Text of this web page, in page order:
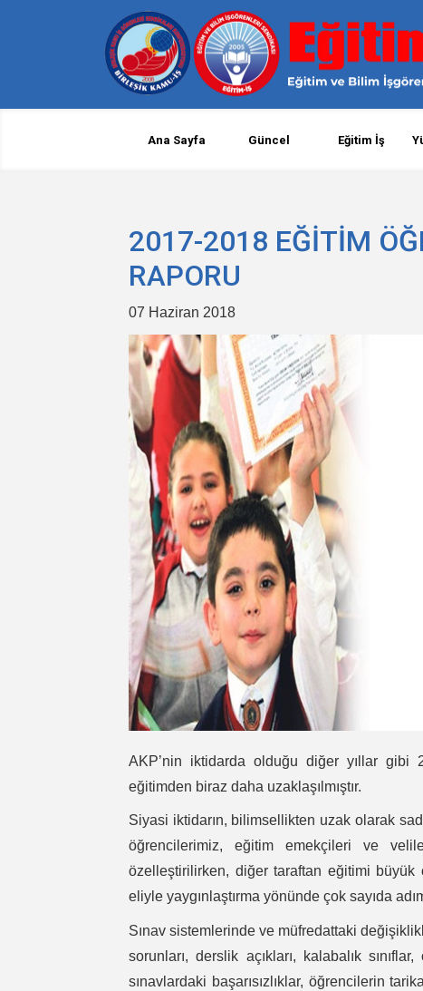
Ana Sayfa Güncel Eğitim İş
2017-2018 EĞİTİM
RAPORU
07 Haziran 2018
AKP’nin iktidarda olduğu diğer yıllar gibi
eğitimden biraz daha uzaklaşılmıştır.
Siyasi iktidarın, bilimsellikten uzak olarak
öğrencilerimiz, eğitim emekçileri ve
özelleştirilirken, diğer taraftan eğitimi
eliyle yaygınlaştırma yönünde çok sayıda adım
Sınav sistemlerinde ve müfredattaki
sorunları, derslik açıkları, kalabalık
sınavlardaki başarısızlıklar, öğrencilerin